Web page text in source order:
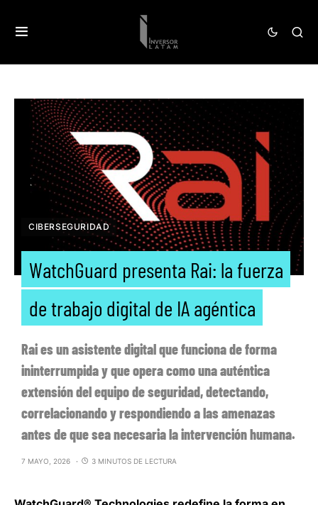
CIBERSEGURIDAD
WatchGuard presenta Rai: la fuerza
de trabajo digital de IA agéntica
Rai es un asistente digital que funciona de forma
ininterrumpida y que opera como una auténtica
extensión del equipo de seguridad, detectando,
correlacionando y respondiendo a las amenazas
antes de que sea necesaria la intervención humana.
7 MAYO, 2026 3 MINUTOS DE LECTURA